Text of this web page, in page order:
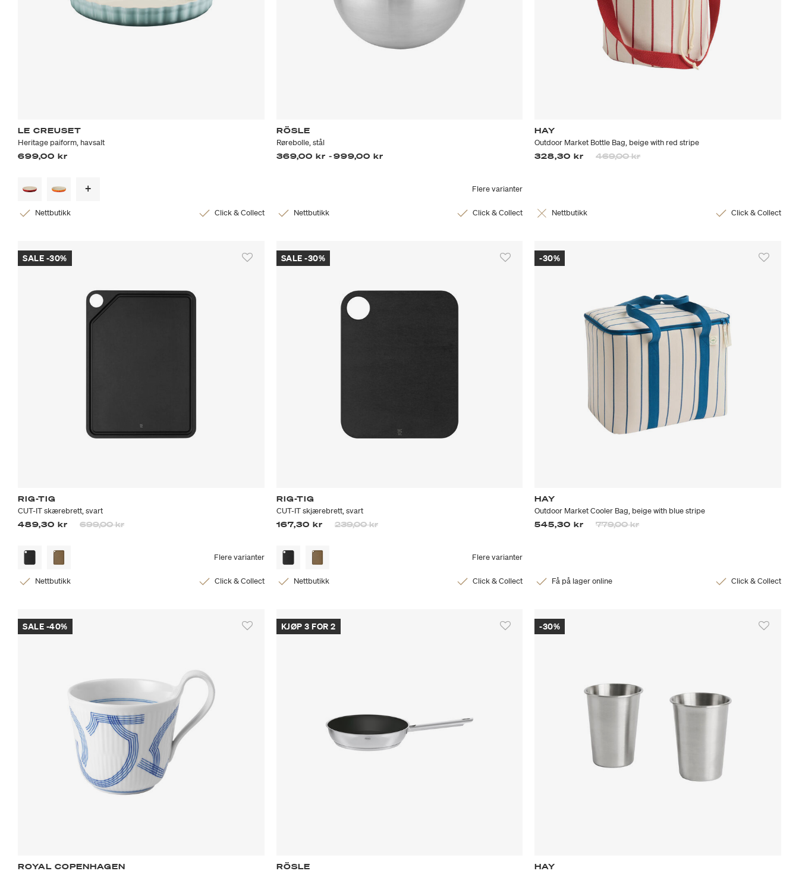
LE CREUSET
Heritage paiform, havsalt
699,00 kr
Nettbutikk Click & Collect
RÖSLE
Rørebolle, stål
369,00 kr -999,00 kr
Flere varianter
Nettbutikk Click & Collect
HAY
Outdoor Market Bottle Bag, beige with red stripe
328,30 kr
Prisen er nedsatt fra
469,00 krtil
Nettbutikk Click & Collect
SALE -30%
RIG-TIG
CUT-IT skærebrett, svart
489,30 kr
Prisen er nedsatt fra
699,00 krtil
Flere varianter
Nettbutikk Click & Collect
SALE -30%
RIG-TIG
CUT-IT skjærebrett, svart
167,30 kr
Prisen er nedsatt fra
239,00 krtil
Flere varianter
Nettbutikk Click & Collect
-30%
HAY
Outdoor Market Cooler Bag, beige with blue stripe
545,30 kr
Prisen er nedsatt fra
779,00 krtil
Få på lager online Click & Collect
SALE -40%
ROYAL COPENHAGEN
KJØP 3 FOR 2
RÖSLE
-30%
HAY